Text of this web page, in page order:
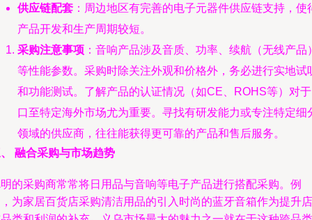
供应链配套 ：周边地区有完善的电子元器件供应链支持，使
产品开发和生产周期较短。
采购注意事项 ：音响产品涉及音质、功率、续航（无线产品
等性能参数。采购时除关注外观和价格外，务必进行实地试
和功能测试。了解产品的认证情况（如CE、ROHS等）对
口至特定海外市场尤为重要。寻找有研发能力或专注特定细
领域的供应商，往往能获得更可靠的产品和售后服务。
融合采购与市场趋势
的采购商常常将日用品与音响等电子产品进行搭配采购。例
为家居百货店采购清洁用品的引入时尚的蓝牙音箱作为提升店